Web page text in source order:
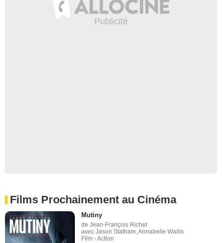
Films Prochainement au Cinéma
Mutiny
de Jean-François Richet
avec Jason Statham, Annabelle Wallis
Film - Action